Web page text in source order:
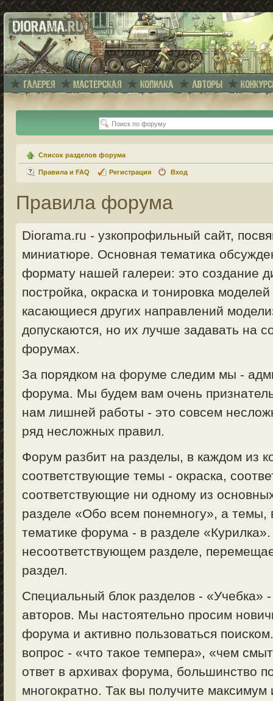
Список разделов форума
Правила и FAQ Регистрация Вход
Правила форума
Diorama.ru - узкопрофильный сайт,
миниатюре. Основная тематика
формату нашей галереи: это создание
постройка, окраска и тонировка
касающиеся других направлений
допускаются, но их лучше задавать на
форумах.
За порядком на форуме следим мы -
форума. Мы будем вам очень
нам лишней работы - это совсем
ряд несложных правил.
Форум разбит на разделы, в каждом из
соответствующие темы - окраска,
соответствующие ни одному из
разделе «Обо всем понемногу», а
тематике форума - в разделе
несоответствующем разделе,
раздел.
Специальный блок разделов -
авторов. Мы настоятельно просим
форума и активно пользоваться
вопрос - «что такое темпера», «чем
ответ в архивах форума, большинство
многократно. Так вы получите